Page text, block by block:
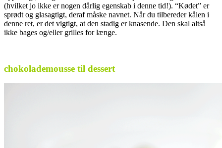
(hvilket jo ikke er nogen dårlig egenskab i denne tid!). “Kødet” er
sprødt og glasagtigt, deraf måske navnet. Når du tilbereder kålen i
denne ret, er det vigtigt, at den stadig er knasende. Den skal altså
ikke bages og/eller grilles for længe.
chokolademousse til dessert